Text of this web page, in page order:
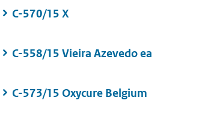
C-570/15 X
C-558/15 Vieira Azevedo ea
C-573/15 Oxycure Belgium